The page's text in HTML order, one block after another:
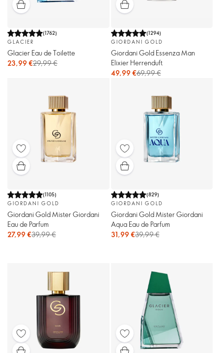
(1762)
GLACIER
Glacier Eau de Toilette
23,99 €29,99 €
(1294)
GIORDANI GOLD
Giordani Gold Essenza Man
Elixier Herrenduft
49,99 €69,99 €
(1105)
GIORDANI GOLD
Giordani Gold Mister Giordani
Eau de Parfum
27,99 €39,99 €
(829)
GIORDANI GOLD
Giordani Gold Mister Giordani
Aqua Eau de Parfum
31,99 €39,99 €